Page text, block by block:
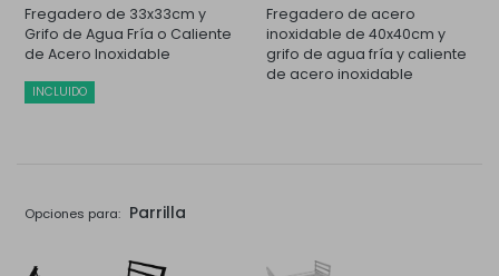
Fregadero de 33x33cm y
Grifo de Agua Fría o Caliente
de Acero Inoxidable
INCLUIDO
Fregadero de acero
inoxidable de 40x40cm y
grifo de agua fría y caliente
de acero inoxidable
Opciones para: Parrilla